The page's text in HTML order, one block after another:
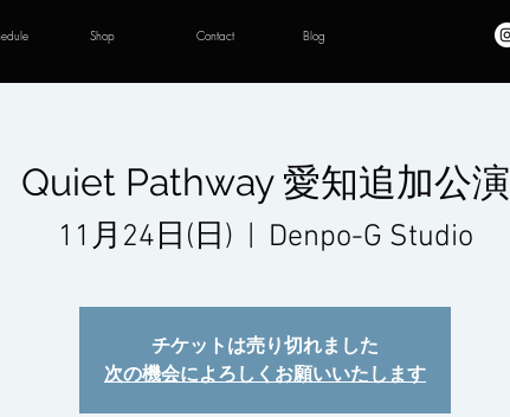
Shop Contact Blog
Quiet Pathway 愛知追加公演
11月24日(日)
  |
Denpo-G Studio
チケットは売り切れました
次の機会によろしくお願いいたします